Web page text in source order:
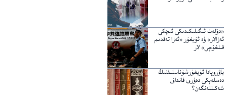
«دۆلەت ئىگىلىكىدىكى ئىچكى
ئەزالار» ۋە ئۇيغۇر «ئەزا تەقدىم
قىلغۇچى» لار
ياۋروپادا ئۇيغۇرشۇناسلىقنىڭ
دەسلەپكى دەۋرى قانداق
شەكىللەنگەن؟